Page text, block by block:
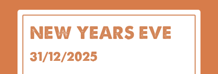
NEW YEARS EVE
31/12/2025